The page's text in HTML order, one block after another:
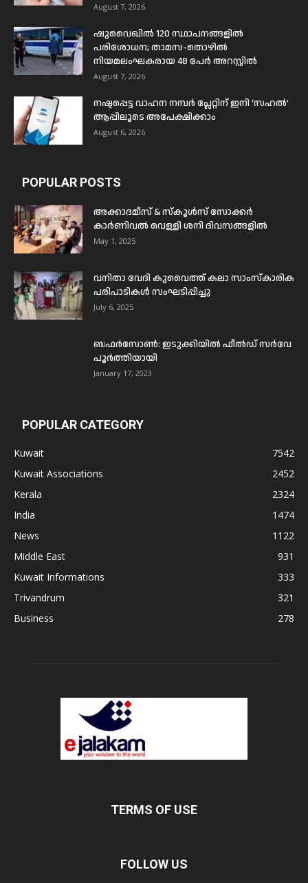
August 7, 2026
ഷുവൈഖിൽ 120 സ്ഥാപനങ്ങളിൽ
പരിശോധന; താമസ-തൊഴിൽ
നിയമലംഘകരായ 48 പേർ അറസ്റ്റിൽ
August 7, 2026
നഷ്ടപ്പെട്ട വാഹന നമ്പർ പ്ലേറ്റിന് ഇനി ‘സഹൽ’
ആപ്പിലൂടെ അപേക്ഷിക്കാം
August 6, 2026
POPULAR POSTS
അക്കാദമീസ് & സ്കൂൾസ് സോക്കർ
കാർണിവൽ വെള്ളി ശനി ദിവസങ്ങളിൽ
May 1, 2025
വനിതാ വേദി കുവൈത്ത് കലാ സാംസ്കാരിക
പരിപാടികൾ സംഘടിപ്പിച്ചു
July 6, 2025
ബഫര്‍സോണ്‍: ഇടുക്കിയില്‍ ഫീല്‍ഡ് സര്‍വേ
പൂര്‍ത്തിയായി
January 17, 2023
POPULAR CATEGORY
Kuwait
7542
Kuwait Associations
2452
Kerala
2324
India
1474
News
1122
Middle East
931
Kuwait Informations
333
Trivandrum
321
Business
278
TERMS OF USE
FOLLOW US